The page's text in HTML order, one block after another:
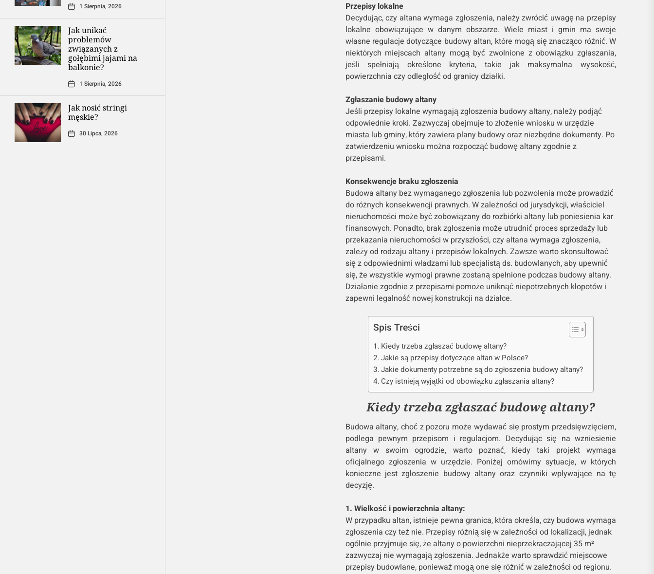
1 Sierpnia, 2026
Jak unikać
problemów
związanych z
gołębimi jajami na
balkonie?
1 Sierpnia, 2026
Jak nosić stringi
męskie?
30 Lipca, 2026
Przepisy lokalne
Decydując, czy altana wymaga zgłoszenia, należy zwrócić uwagę na przepisy
lokalne obowiązujące w danym obszarze. Wiele miast i gmin ma swoje
własne regulacje dotyczące budowy altan, które mogą się znacząco różnić. W
niektórych miejscach altany mogą być zwolnione z obowiązku zgłaszania,
jeśli spełniają określone kryteria, takie jak maksymalna wysokość,
powierzchnia czy odległość od granicy działki.
Zgłaszanie budowy altany
Jeśli przepisy lokalne wymagają zgłoszenia budowy altany, należy podjąć
odpowiednie kroki. Zazwyczaj obejmuje to złożenie wniosku w urzędzie
miasta lub gminy, który zawiera plany budowy oraz niezbędne dokumenty. Po
zatwierdzeniu wniosku można rozpocząć budowę altany zgodnie z
przepisami.
Konsekwencje braku zgłoszenia
Budowa altany bez wymaganego zgłoszenia lub pozwolenia może prowadzić
do różnych konsekwencji prawnych. W zależności od jurysdykcji, właściciel
nieruchomości może być zobowiązany do rozbiórki altany lub poniesienia kar
finansowych. Ponadto, brak zgłoszenia może utrudnić proces sprzedaży lub
przekazania nieruchomości w przyszłości, czy altana wymaga zgłoszenia,
zależy od rodzaju altany i przepisów lokalnych. Zawsze warto skonsultować
się z odpowiednimi władzami lub specjalistą ds. budowlanych, aby upewnić
się, że wszystkie wymogi prawne zostaną spełnione podczas budowy altany.
Działanie zgodnie z przepisami pomoże uniknąć niepotrzebnych kłopotów i
zapewni legalność nowej konstrukcji na działce.
Spis Treści
Kiedy trzeba zgłaszać budowę altany?
Jakie są przepisy dotyczące altan w Polsce?
Jakie dokumenty potrzebne są do zgłoszenia budowy altany?
Czy istnieją wyjątki od obowiązku zgłaszania altany?
Kiedy trzeba zgłaszać budowę altany?
Budowa altany, choć z pozoru może wydawać się prostym przedsięwzięciem,
podlega pewnym przepisom i regulacjom. Decydując się na wzniesienie
altany w swoim ogrodzie, warto poznać, kiedy taki projekt wymaga
oficjalnego zgłoszenia w urzędzie. Poniżej omówimy sytuacje, w których
konieczne jest zgłoszenie budowy altany oraz czynniki wpływające na tę
decyzję.
1. Wielkość i powierzchnia altany:
W przypadku altan, istnieje pewna granica, która określa, czy budowa wymaga
zgłoszenia czy też nie. Przepisy różnią się w zależności od lokalizacji, jednak
ogólnie przyjmuje się, że altany o powierzchni nieprzekraczającej 35 m²
zazwyczaj nie wymagają zgłoszenia. Jednakże warto sprawdzić miejscowe
przepisy budowlane, ponieważ mogą one się różnić w zależności od regionu.